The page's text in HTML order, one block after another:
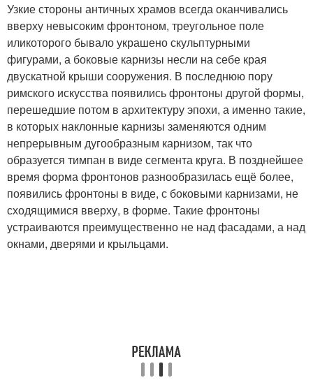
Узкие стороны античных храмов всегда оканчивались
вверху невысоким фронтоном, треугольное поле
иликоторого бывало украшено скульптурными
фигурами, а боковые карнизы несли на себе края
двускатной крыши сооружения. В последнюю пору
римского искусства появились фронтоны другой формы,
перешедшие потом в архитектуру эпохи, а именно такие,
в которых наклонные карнизы заменяются одним
непрерывным дугообразным карнизом, так что
образуется тимпан в виде сегмента круга. В позднейшее
время форма фронтонов разнообразилась ещё более,
появились фронтоны в виде, с боковыми карнизами, не
сходящимися вверху, в форме. Такие фронтоны
устраиваются преимущественно не над фасадами, а над
окнами, дверями и крыльцами.